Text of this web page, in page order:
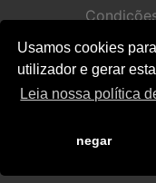
Usamos cookies
utilizador e gerar
Leia nossa política
negar
Política de
Política de